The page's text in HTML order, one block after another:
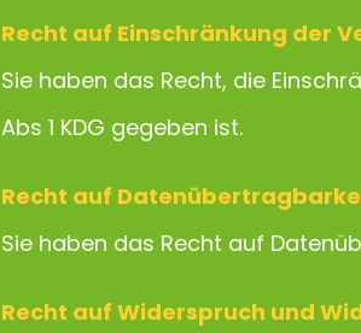
Recht auf Einschränkung der
Sie haben das Recht, die
Abs 1 KDG gegeben ist.
Recht auf
Sie haben das Recht auf
Recht auf Widerspruch und